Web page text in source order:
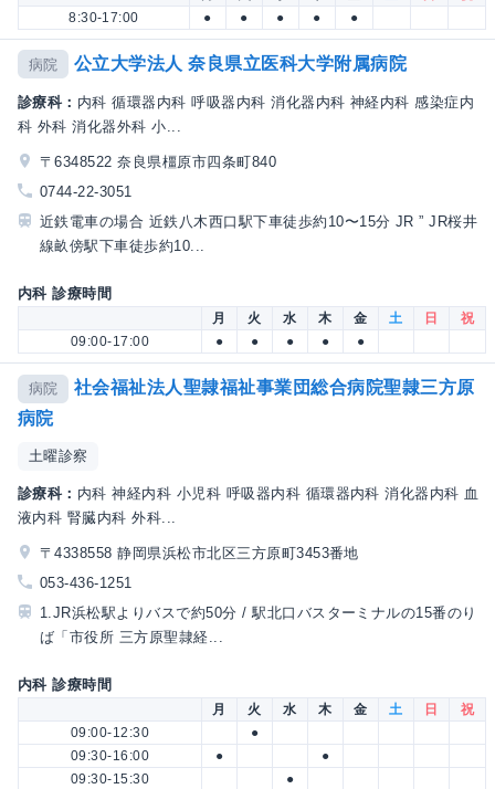
8:30-17:00
● ● ● ● ●
病院 公立大学法人 奈良県立医科大学附属病院
診療科： 内科 循環器内科 呼吸器内科 消化器内科 神経内科 感染症内
科 外科 消化器外科 小...
〒6348522 奈良県橿原市四条町840
0744-22-3051
近鉄電車の場合 近鉄八木西口駅下車徒歩約10〜15分 JR ” JR桜井
線畝傍駅下車徒歩約10...
内科 診療時間
月 火 水 木 金 土 日
祝
09:00-17:00
● ● ● ● ●
病院
社会福祉法人聖隷福祉事業団総合病院聖隷三方原
病院
土曜診察
診療科： 内科 神経内科 小児科 呼吸器内科 循環器内科 消化器内科 血
液内科 腎臓内科 外科...
〒4338558 静岡県浜松市北区三方原町3453番地
053-436-1251
1.JR浜松駅よりバスで約50分 / 駅北口バスターミナルの15番のり
ば「市役所 三方原聖隷経...
内科 診療時間
月 火 水 木 金 土 日
祝
09:00-12:30
●
09:30-16:00
●
●
09:30-15:30
●